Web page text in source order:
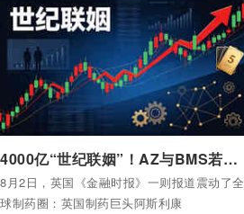
4000亿“世纪联姻”！AZ与BMS若合并，全球药企老大要换人了
8月2日，英国《金融时报》一则报道震动了全
球制药圈：英国制药巨头阿斯利康